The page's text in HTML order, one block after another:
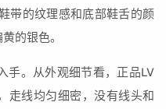
带的纹理感和底部鞋舌的颜
的银色。
手。从外观细节看，正品LV
走线均匀细密，没有线头和